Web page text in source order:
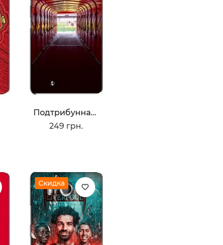
Подтрибунная С Олд Трафорд
249 грн.
Скидка